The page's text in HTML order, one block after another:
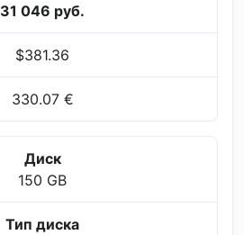
31 046 руб.
$381.36
330.07 €
Диск
150 GB
Тип диска